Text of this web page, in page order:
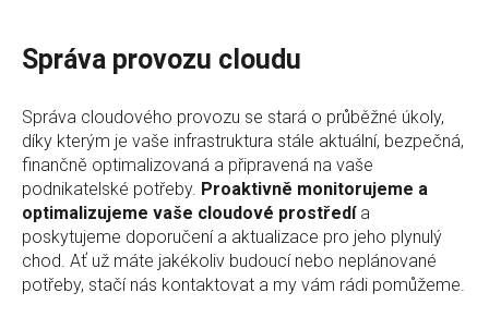
Správa provozu cloudu
Správa cloudového provozu se stará o průběžné úkoly,
díky kterým je vaše infrastruktura stále aktuální, bezpečná,
finančně optimalizovaná a připravená na vaše
podnikatelské potřeby. Proaktivně monitorujeme a
optimalizujeme vaše cloudové prostředía
poskytujeme doporučení a aktualizace pro jeho plynulý
chod. Ať už máte jakékoliv budoucí nebo neplánované
potřeby, stačí nás kontaktovat a my vám rádi pomůžeme.